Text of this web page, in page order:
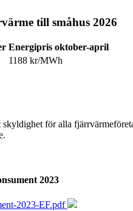
till småhus 2026
Energipris oktober-april
1188 kr/MWh
för alla
2023
2023-EF.pdf